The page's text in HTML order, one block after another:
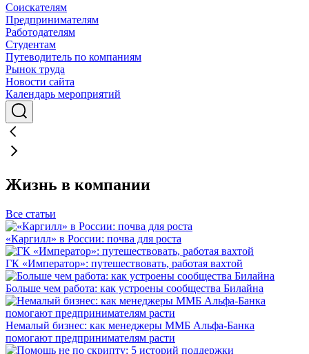
Соискателям
Предпринимателям
Работодателям
Студентам
Путеводитель по компаниям
Рынок труда
Новости сайта
Календарь мероприятий
Жизнь в компании
Все статьи
«Каргилл» в России: почва для роста
ГК «Император»: путешествовать, работая вахтой
Больше чем работа: как устроены сообщества Билайна
Немалый бизнес: как менеджеры ММБ Альфа-Банка
помогают предпринимателям расти